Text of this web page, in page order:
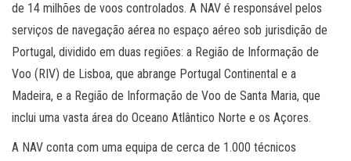
de 14 milhões de voos controlados. A NAV é responsável pelos
serviços de navegação aérea no espaço aéreo sob jurisdição de
Portugal, dividido em duas regiões: a Região de Informação de
Voo (RIV) de Lisboa, que abrange Portugal Continental e a
Madeira, e a Região de Informação de Voo de Santa Maria, que
inclui uma vasta área do Oceano Atlântico Norte e os Açores.
A NAV conta com uma equipa de cerca de 1.000 técnicos